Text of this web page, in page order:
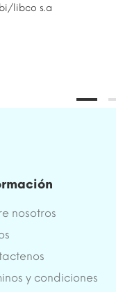
libco s.a
nosotros
y condiciones